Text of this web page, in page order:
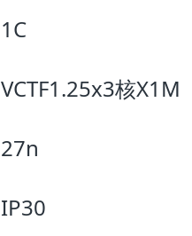
1C
VCTF1.25x3核X1M
27n
IP30